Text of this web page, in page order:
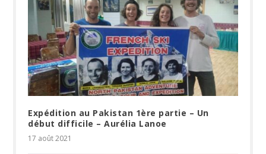
Expédition au Pakistan 1ère partie – Un
début difficile – Aurélia Lanoe
17 août 2021